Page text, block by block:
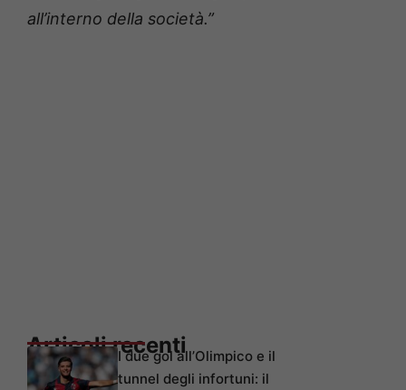
all’interno della società.”
Articoli recentiI due gol all’Olimpico e il
tunnel degli infortuni: il